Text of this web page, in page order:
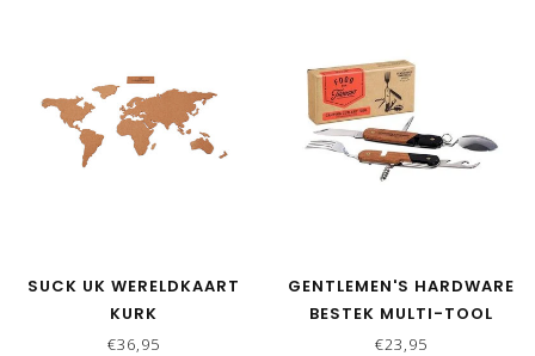
SUCK UK WERELDKAART
KURK
€36,95
GENTLEMEN'S HARDWARE
BESTEK MULTI-TOOL
CAMPING
€23,95